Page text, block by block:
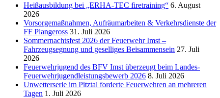
Heißausbildung bei „ERHA-TEC firetraining“ 6. August
2026
Vorsorgemaßnahmen, Aufräumarbeiten & Verkehrsdienste der
FF Plangeross 31. Juli 2026
Sommernachtsfest 2026 der Feuerwehr Imst –
Fahrzeugsegnung und geselliges Beisammensein 27. Juli
2026
Feuerwehrjugend des BFV Imst überzeugt beim Landes-
Feuerwehrjugendleistungsbewerb 2026 8. Juli 2026
Unwetterserie im Pitztal forderte Feuerwehren an mehreren
Tagen 1. Juli 2026